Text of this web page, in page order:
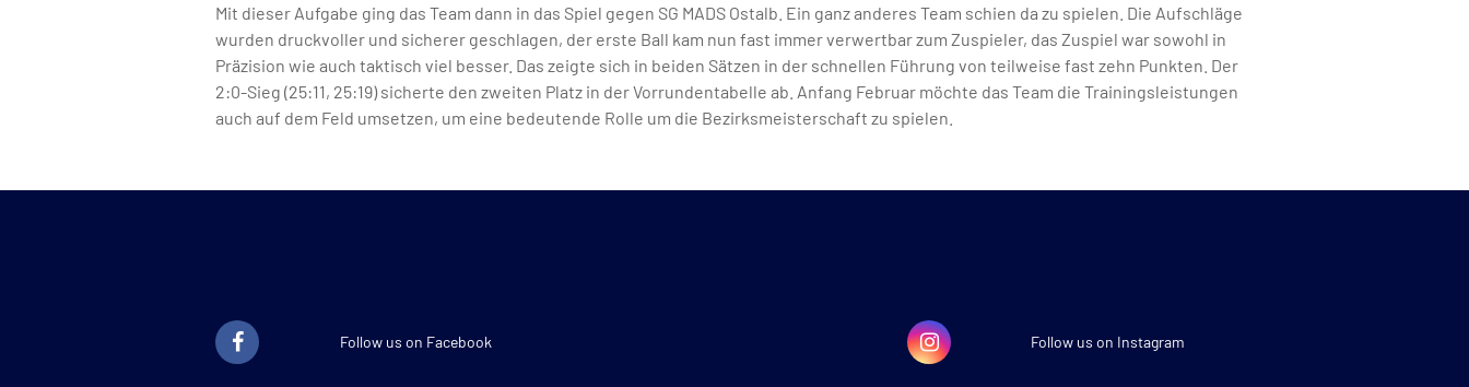
Mit dieser Aufgabe ging das Team dann in das Spiel gegen SG MADS Ostalb. Ein ganz anderes Team schien da zu spielen. Die Aufschläge
wurden druckvoller und sicherer geschlagen, der erste Ball kam nun fast immer verwertbar zum Zuspieler, das Zuspiel war sowohl in
Präzision wie auch taktisch viel besser. Das zeigte sich in beiden Sätzen in der schnellen Führung von teilweise fast zehn Punkten. Der
2:0-Sieg (25:11, 25:19) sicherte den zweiten Platz in der Vorrundentabelle ab. Anfang Februar möchte das Team die Trainingsleistungen
auch auf dem Feld umsetzen, um eine bedeutende Rolle um die Bezirksmeisterschaft zu spielen.
Follow us on Facebook Follow us on Instagram